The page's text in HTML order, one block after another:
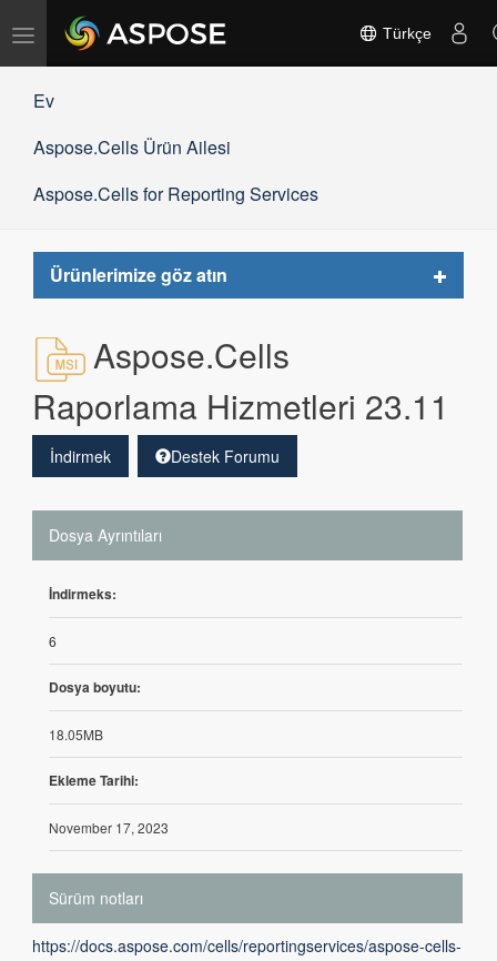
Gezinmeyi
Türkçe
Ev
Aspose.Cells Ürün Ailesi
Aspose.Cells for Reporting Services
Ürünlerimize göz atın
Toggle
Aspose.Cells
Raporlama Hizmetleri 23.11
İndirmek Destek Forumu
Dosya Ayrıntıları
İndirmeks:
6
Dosya boyutu:
18.05MB
Ekleme Tarihi:
November 17, 2023
Sürüm notları
https://docs.aspose.com/cells/reportingservices/aspose-cells-